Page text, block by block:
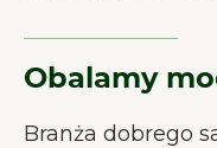
Obalamy
Branża dobrego